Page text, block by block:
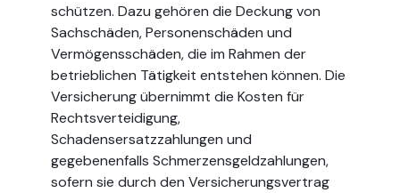
schützen. Dazu gehören die Deckung von
Sachschäden, Personenschäden und
Vermögensschäden, die im Rahmen der
betrieblichen Tätigkeit entstehen können. Die
Versicherung übernimmt die Kosten für
Rechtsverteidigung,
Schadensersatzzahlungen und
gegebenenfalls Schmerzensgeldzahlungen,
sofern sie durch den Versicherungsvertrag